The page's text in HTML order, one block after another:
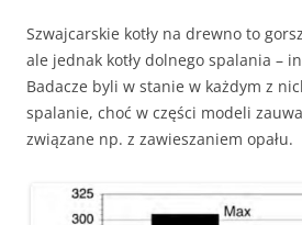
Szwajcarskie kotły na drewno to
ale jednak kotły dolnego spalania –
Badacze byli w stanie w każdym z
spalanie, choć w części modeli
związane np. z zawieszaniem opału.